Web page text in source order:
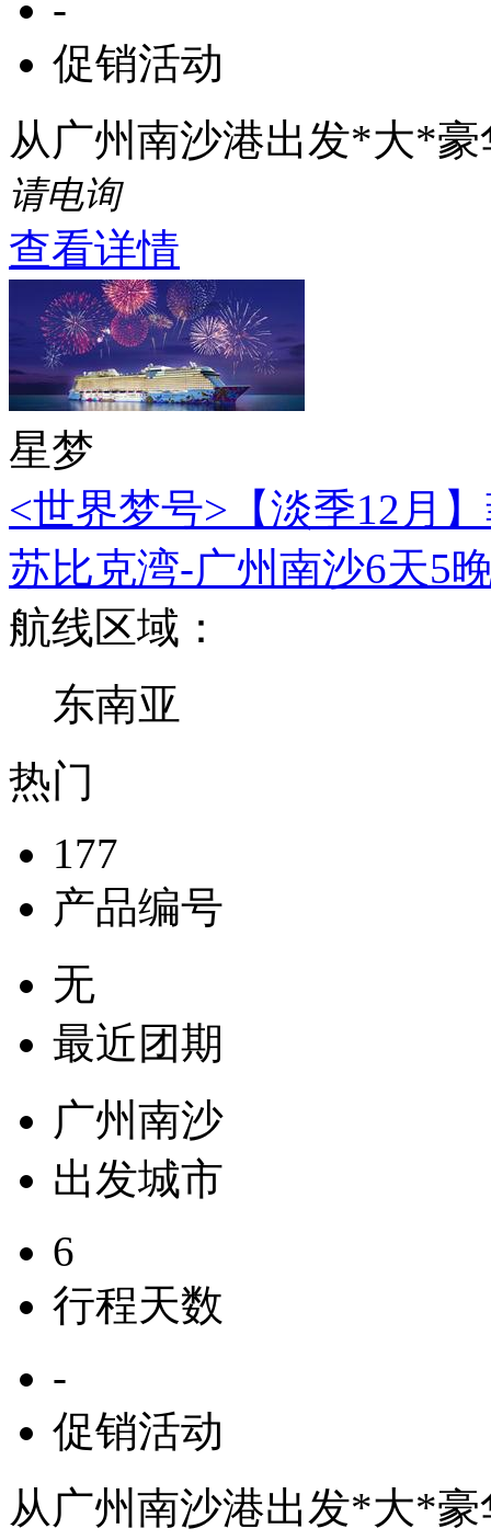
促销活动
从广州南沙港出发*大*
请电询
查看详情
星梦
<世界梦号>【淡季12月
苏比克湾-广州南沙6天5
航线区域：
东南亚
热门
177
产品编号
无
最近团期
广州南沙
出发城市
6
行程天数
-
促销活动
从广州南沙港出发*大*